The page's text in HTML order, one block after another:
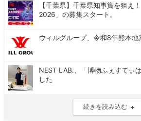
【千葉県】千葉県知事賞を狙え
2026」の募集スタート。
ウィルグループ、令和8年熊本
NEST LAB.、「博物ふぇすてぃ
した
続きを読み込む